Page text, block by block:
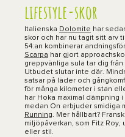
lifestyle-skor
Italienska Dolomite har
skor och har nu tagit sitt arv
54:an kombinerar
Scarpa har gjort
greppvänliga sula tar dig
Utbudet slutar inte där.
satsar på läder och
för många kilometer i stan
har Hoka maximal dämpning
medan On erbjuder smidiga
Running. Mer hållbart?
miljöpåverkan, som Fitz Roy,
eller stil.